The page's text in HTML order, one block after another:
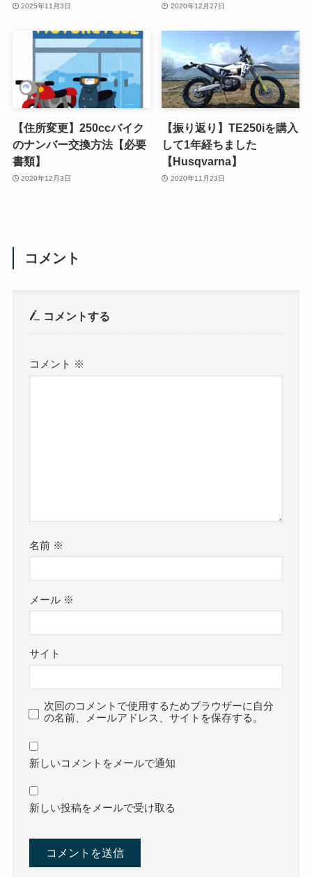
2025年11月3日 2020年12月27日
【住所変更】250ccバイク
のナンバー交換方法【必要
書類】
2020年12月3日
【振り返り】TE250iを購入
して1年経ちました
【Husqvarna】
2020年11月23日
コメント
コメントする
コメント ※
名前 ※
メール ※
サイト
次回のコメントで使用するためブラウザーに自分
の名前、メールアドレス、サイトを保存する。
新しいコメントをメールで通知
新しい投稿をメールで受け取る